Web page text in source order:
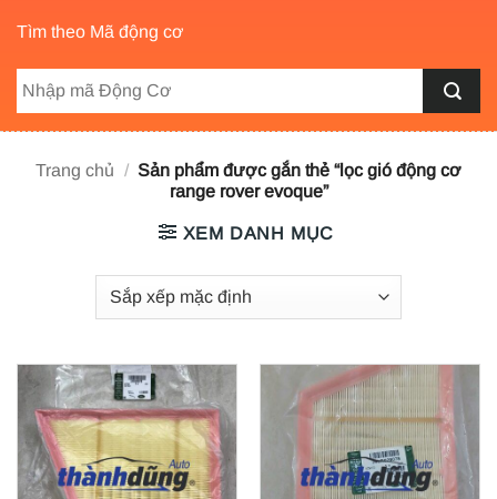
Tìm theo Mã động cơ
Trang chủ / Sản phẩm được gắn thẻ “lọc gió động cơ
range rover evoque”
XEM DANH MỤC